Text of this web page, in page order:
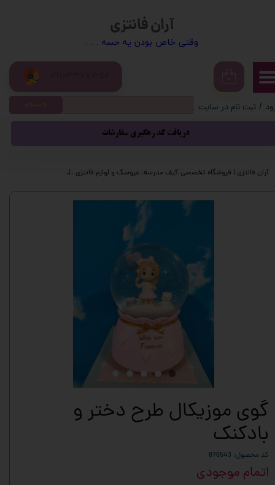
آران فانتزی
​​وقتی خاص بودن یه حسه . . .
/ ثبت نام در سایت
سفارشات
خروج از حساب کاربری
دریافت کد رهگیری سفارشات
جستجو
آران فانتزی | فروشگاه تخصصی کیف مدرسه، عروسک و لوازم فانتزی
گوی موزیکال طرح دختر و
بادکنک
کد محصول: 876543
اتمام موجودی